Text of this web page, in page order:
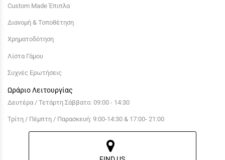
Custom Made Έπιπλα
Διανομή & Τοποθέτηση
Χρηματοδότηση
Λίστα Γάμου
Συχνές Ερωτήσεις
Ωράριο Λειτουργίας
Δευτέρα / Τετάρτη Σάββατο: 09:00 - 14:30
Τρίτη / Πέμπτη / Παρασκευή: 9:00-14:30 & 17:00- 21:00